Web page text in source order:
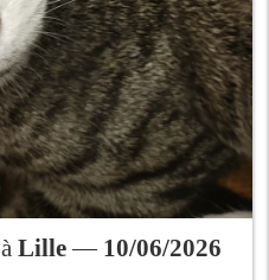
à Lille— 10/06/2026